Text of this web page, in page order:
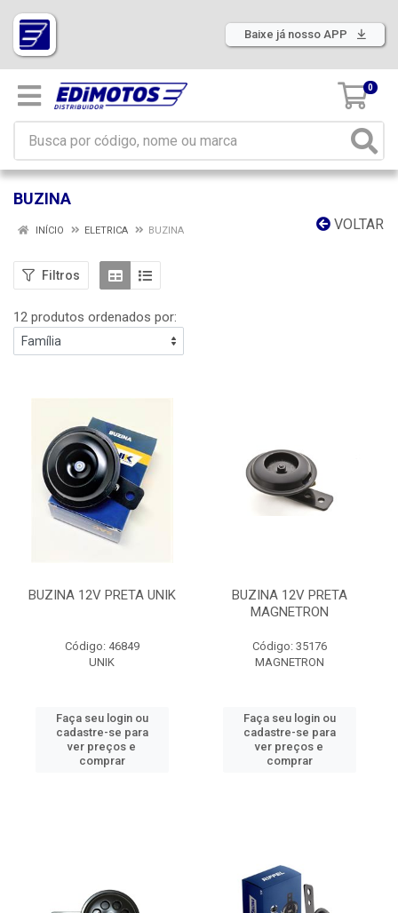
Baixe já nosso APP
0
BUZINA
VOLTAR
INÍCIO ELETRICA BUZINA
Filtros
12 produtos ordenados por:
BUZINA 12V PRETA UNIK
Código: 46849
UNIK
Faça seu login ou
cadastre-se para
ver preços e
comprar
BUZINA 12V PRETA
MAGNETRON
Código: 35176
MAGNETRON
Faça seu login ou
cadastre-se para
ver preços e
comprar